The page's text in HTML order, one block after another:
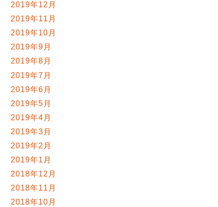
2019年12月
2019年11月
2019年10月
2019年9月
2019年8月
2019年7月
2019年6月
2019年5月
2019年4月
2019年3月
2019年2月
2019年1月
2018年12月
2018年11月
2018年10月